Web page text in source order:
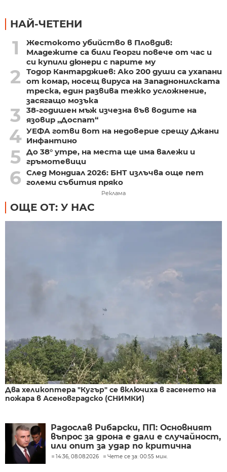
НАЙ-ЧЕТЕНИ
1
Жестокото убийство в Пловдив:
Младежите са били Георги повече от час и
си купили дюнери с парите му
2
Тодор Кантарджиев: Ако 200 души са ухапани
от комар, носещ вируса на Западнонилската
треска, един развива тежко усложнение,
засягащо мозъка
3
38-годишен мъж изчезна във водите на
язовир „Доспат“
4 УЕФА готви вот на недоверие срещу Джани
Инфантино
5 До 38° утре, на места ще има валежи и
гръмотевици
6 След Мондиал 2026: БНТ излъчва още пет
големи събития пряко
Реклама
ОЩЕ ОТ: У НАС
Два хеликоптера "Кугър" се включиха в гасенето на
пожара в Асеновградско (СНИМКИ)
Радослав Рибарски, ПП: Основният
въпрос за дрона е дали е случайност,
или опит за удар по критична
инфраструктура
14:36, 08.08.2026 Чете се за: 00:55 мин.